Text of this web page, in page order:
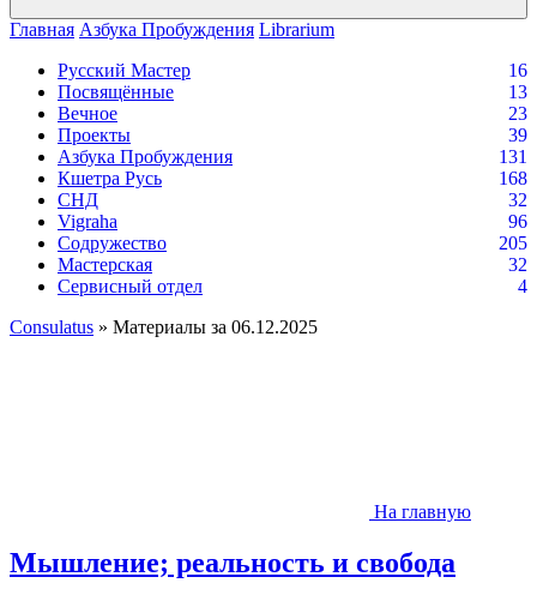
Главная Азбука Пробуждения Librarium
Русский Мастер
16
Посвящённые
13
Вечное
23
Проекты
39
Азбука Пробуждения
131
Кшетра Русь
168
СНД
32
Vigraha
96
Содружество
205
Мастерская
32
Сервисный отдел
4
Consulatus » Материалы за 06.12.2025
На главную
Мышление; реальность и свобода